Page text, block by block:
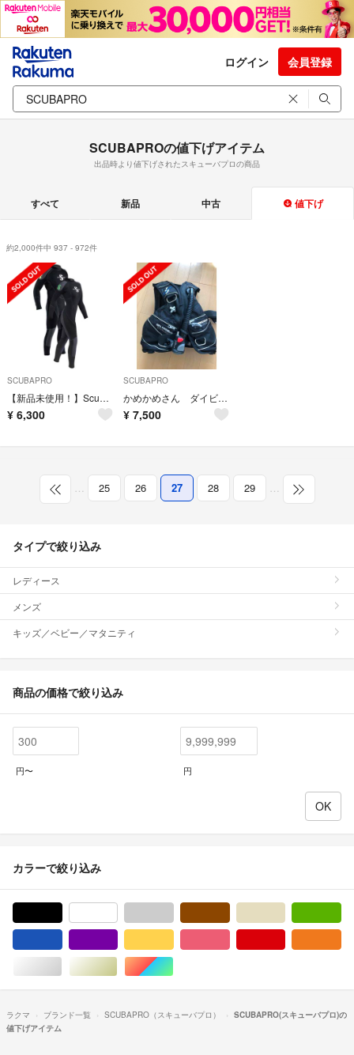
ログイン 会員登録
SCUBAPROの値下げアイテム
出品時より値下げされたスキューバプロの商品
すべて 新品 中古 値下げ
約2,000件中 937 - 972件
SCUBAPRO
【新品未使用！】Scubapro ウェットスーツ3mm レディース XS
¥ 6,300
SCUBAPRO
かめかめさん ダイビング BCD ジャケット splendido
¥ 7,500
… 25 26 27 28 29 …
タイプで絞り込み
レディース
メンズ
キッズ／ベビー／マタニティ
商品の価格で絞り込み
円〜 円
カラーで絞り込み
シルバー/銀色系ゴールド/金色系マルチカラー
ラクマ ブランド一覧 SCUBAPRO（スキューバプロ）
SCUBAPRO(スキューバプロ)の
値下げアイテム